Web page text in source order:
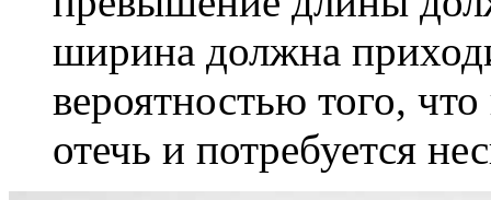
ширина должна
вероятностью того,
отечь и потребуется